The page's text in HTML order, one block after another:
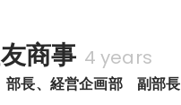
商事 4 years
長、経営企画部　副部長